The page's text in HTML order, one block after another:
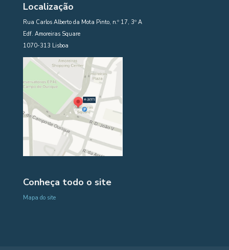
Localização
Rua Carlos Alberto da Mota Pinto, n.º 17, 3º A
Edf. Amoreiras Square
1070-313 Lisboa
Conheça todo o site
Mapa do site